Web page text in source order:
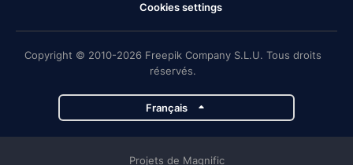
Cookies settings
Copyright © 2010-2026 Freepik Company S.L.U. Tous droits
réservés.
Français
Projets de Magnific